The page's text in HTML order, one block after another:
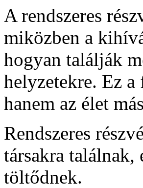
A rendszeres
miközben a
hogyan találják
helyzetekre. Ez a
hanem az élet
Rendszeres
társakra
töltődnek.